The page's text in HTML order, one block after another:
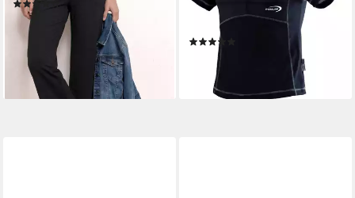
ab 29,99 € 39,99 €
-25%
lieferbar - in 1-2 Werktagen bei dir
+2
durch Aktivierung mit Wasser
Kühlshirt
ab 214,90 €
lieferbar - in 3-4 Werktagen bei dir